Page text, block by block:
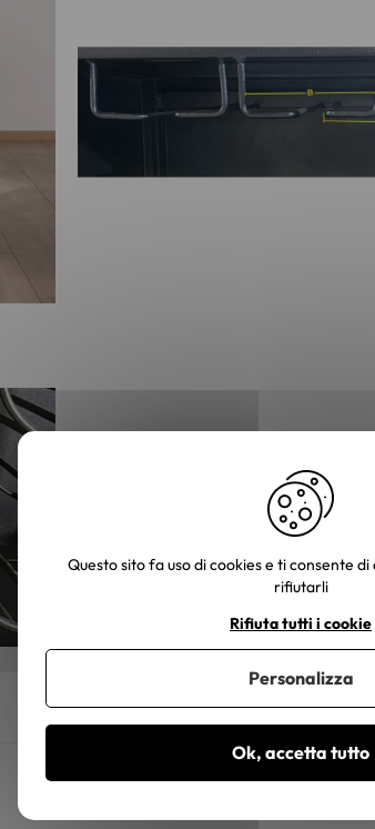
Questo sito fa uso di cookies e ti consente
rifiutarli
Ok, accetta tutto
Rifiuta tutti i cookie
Personalizza